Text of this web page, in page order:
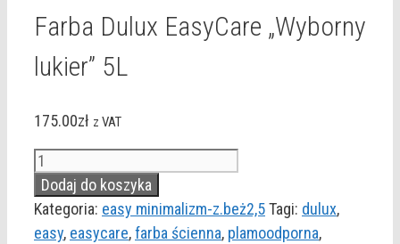
Farba Dulux EasyCare „Wyborny
lukier” 5L
175.00zł z VAT
ilość
Farba
Dulux
EasyCare
Dodaj do koszyka
Kategoria: easy minimalizm-z.beż2,5Tagi: dulux,
easy, easycare,farba ścienna, plamoodporna,